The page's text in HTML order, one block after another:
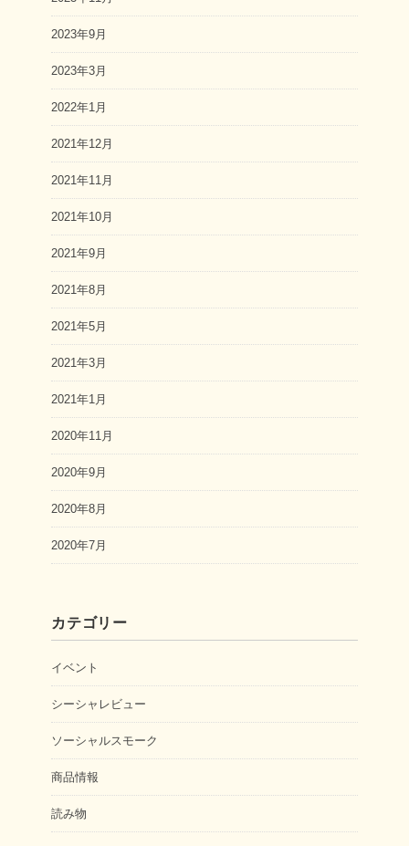
2023年9月
2023年3月
2022年1月
2021年12月
2021年11月
2021年10月
2021年9月
2021年8月
2021年5月
2021年3月
2021年1月
2020年11月
2020年9月
2020年8月
2020年7月
カテゴリー
イベント
シーシャレビュー
ソーシャルスモーク
商品情報
読み物